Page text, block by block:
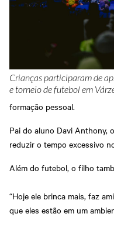
Crianças participaram de
e torneio de futebol em
formação pessoal.
Pai do aluno Davi Anthony,
reduzir o tempo excessivo
Além do futebol, o filho
“Hoje ele brinca mais, faz
que eles estão em um